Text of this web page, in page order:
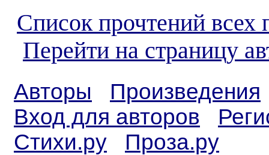
Список прочтений всех
Перейти на страницу
Авторы
Произведения
Вход для авторов
Стихи.ру
Проза.ру